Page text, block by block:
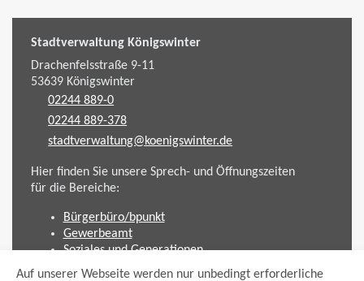
Auf unserer Webseite werden nur unbedingt erforderliche
Stadtverwaltung Königswinter
Drachenfelsstraße 9-11
53639Königswinter
02244 889-0
02244 889-378
stadtverwaltung@koenigswinter.de
Hier finden Sie unsere Sprech- und Öffnungszeiten
für die Bereiche:
Bürgerbüro/bpunkt
Gewerbeamt
Soziales und Generationen
Standesamt